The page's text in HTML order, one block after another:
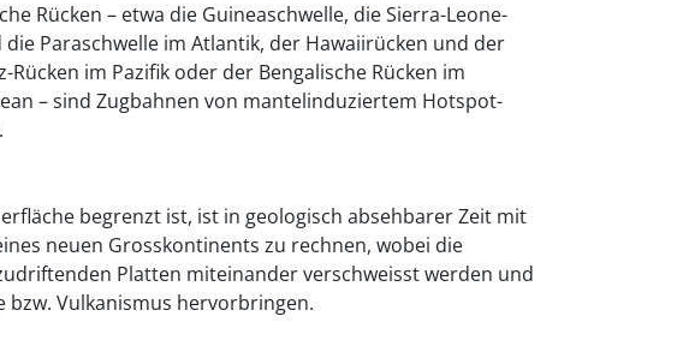
Rücken – etwa die Guineaschwelle, die Sierra-Leone-
die Paraschwelle im Atlantik, der Hawaiirücken und der
Rücken im Pazifik oder der Bengalische Rücken im
– sind Zugbahnen von mantelinduziertem Hotspot-
begrenzt ist, ist in geologisch absehbarer Zeit mit
neuen Grosskontinents zu rechnen, wobei die
Platten miteinander verschweisst werden und
bzw. Vulkanismus hervorbringen.